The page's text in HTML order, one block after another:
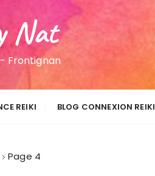
Nat
Frontignan
REIKI BLOG CONNEXION REIKI
Page 4